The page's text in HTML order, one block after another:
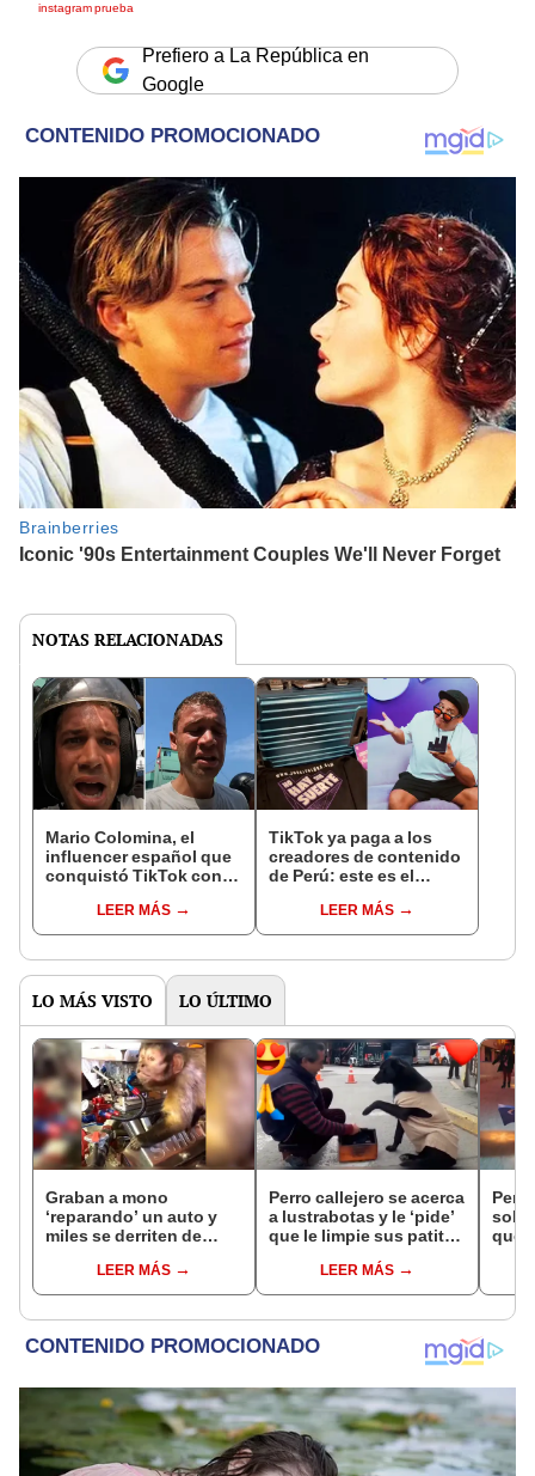
instagram prueba
Prefiero a La República en
Google
NOTAS RELACIONADAS
Mario Colomina, el
influencer español que
conquistó TikTok con
"Mi amor nació por la
gastronomía"
LEER MÁS
TikTok ya paga a los
creadores de contenido
de Perú: este es el
llegar a cobrar por 1.000
vistas
LEER MÁS
LO MÁS VISTO LO ÚLTIMO
Graban a mono
‘reparando’ un auto y
miles se derriten de
LEER MÁS
Perro callejero se acerca
a lustrabotas y le ‘pide’
que le limpie sus patitas
LEER MÁS